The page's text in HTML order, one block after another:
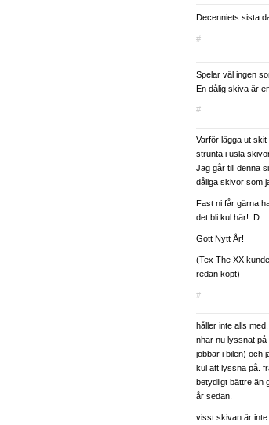
Decenniets sista
#
Spelar väl ingen
En dålig skiva är
#
Varför lägga ut
strunta i usla
Jag går till denna
dåliga skivor som
Fast ni får gärna
det bli kul här! :D
Gott Nytt År!
(Tex The XX
redan köpt)
#
håller inte alls
nhar nu lyssnat på
jobbar i bilen) och
kul att lyssna på.
betydligt bättre än
år sedan.
visst skivan är inte